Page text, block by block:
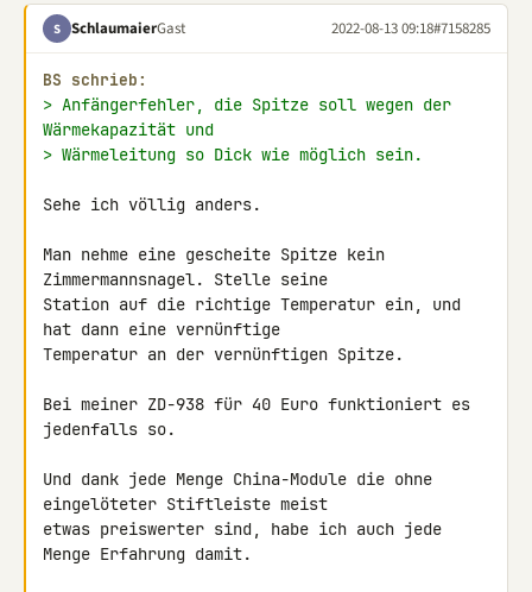
S SchlaumaierGast 2022-08-13 09:18#7158285
BS schrieb:
> Anfängerfehler, die Spitze soll wegen der
Wärmekapazität und
> Wärmeleitung so Dick wie möglich sein.
Sehe ich völlig anders.
Man nehme eine gescheite Spitze kein
Zimmermannsnagel. Stelle seine
Station auf die richtige Temperatur ein, und
hat dann eine vernünftige
Temperatur an der vernünftigen Spitze.
Bei meiner ZD-938 für 40 Euro funktioniert es
jedenfalls so.
Und dank jede Menge China-Module die ohne
eingelöteter Stiftleiste meist
etwas preiswerter sind, habe ich auch jede
Menge Erfahrung damit.